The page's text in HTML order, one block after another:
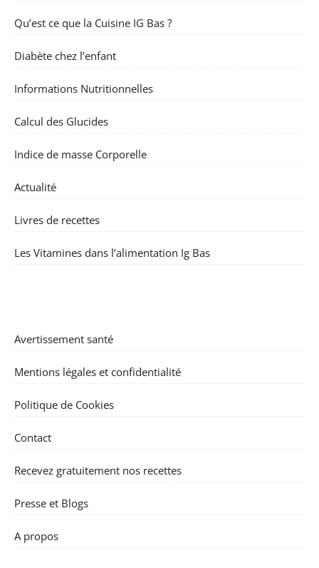
Qu’est ce que la Cuisine IG Bas ?
Diabète chez l’enfant
Informations Nutritionnelles
Calcul des Glucides
Indice de masse Corporelle
Actualité
Livres de recettes
Les Vitamines dans l’alimentation Ig Bas
Avertissement santé
Mentions légales et confidentialité
Politique de Cookies
Contact
Recevez gratuitement nos recettes
Presse et Blogs
A propos